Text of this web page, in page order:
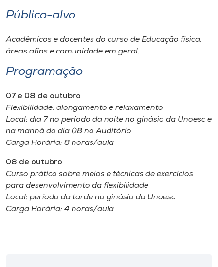
Rádio
Museu
Unoesc
Selecione
o idioma
A+
A-
Público-alvo
Acadêmicos e docentes do curso de Educação física,
áreas afins e comunidade em geral.
Programação
07 e 08 de outubro
Flexibilidade, alongamento e relaxamento
Local: dia 7 no período da noite no ginásio da Unoesc e
na manhã do dia 08 no Auditório
Carga Horária: 8 horas/aula
08 de outubro
Curso prático sobre meios e técnicas de exercícios
para desenvolvimento da flexibilidade
Local: período da tarde no ginásio da Unoesc
Carga Horária: 4 horas/aula